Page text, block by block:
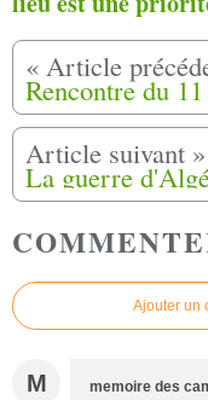
La guerre
Ajouter un
M memoire des